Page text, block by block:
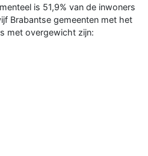
is 51,9% van de inwoners
Brabantse gemeenten met het
met overgewicht zijn: